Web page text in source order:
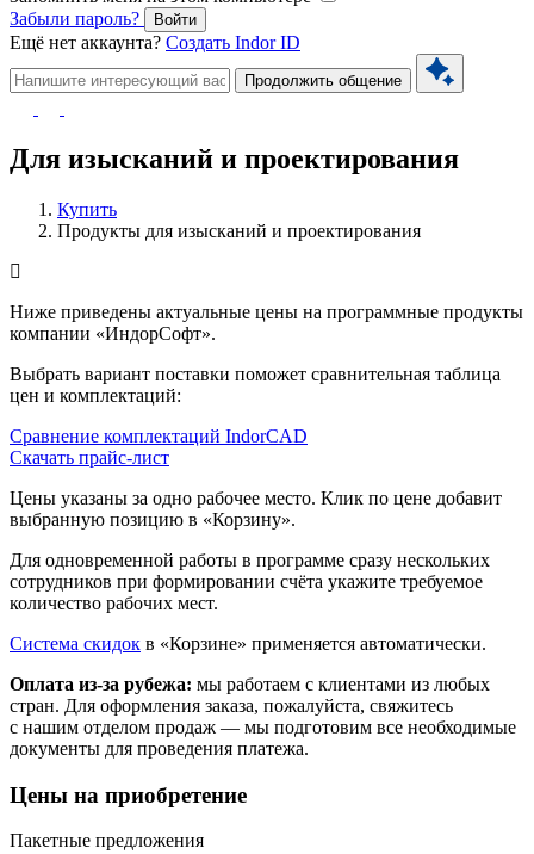
Забыли пароль?
Войти
Ещё нет аккаунта? Создать Indor ID
Продолжить общение
Для изысканий и проектирования
Купить
Продукты для изысканий и проектирования
Ниже приведены актуальные цены на программные продукты
компании «ИндорСофт».
Выбрать вариант поставки поможет сравнительная таблица
цен и комплектаций:
Cравнение комплектаций IndorCAD
Скачать прайс-лист
Цены указаны за одно рабочее место. Клик по цене добавит
выбранную позицию в «Корзину».
Для одновременной работы в программе сразу нескольких
сотрудников при формировании счёта укажите требуемое
количество рабочих мест.
Система скидок в «Корзине» применяется автоматически.
Оплата из-за рубежа: мы работаем с клиентами из любых
стран. Для оформления заказа, пожалуйста, свяжитесь
с нашим отделом продаж — мы подготовим все необходимые
документы для проведения платежа.
Цены на приобретение
Пакетные предложения